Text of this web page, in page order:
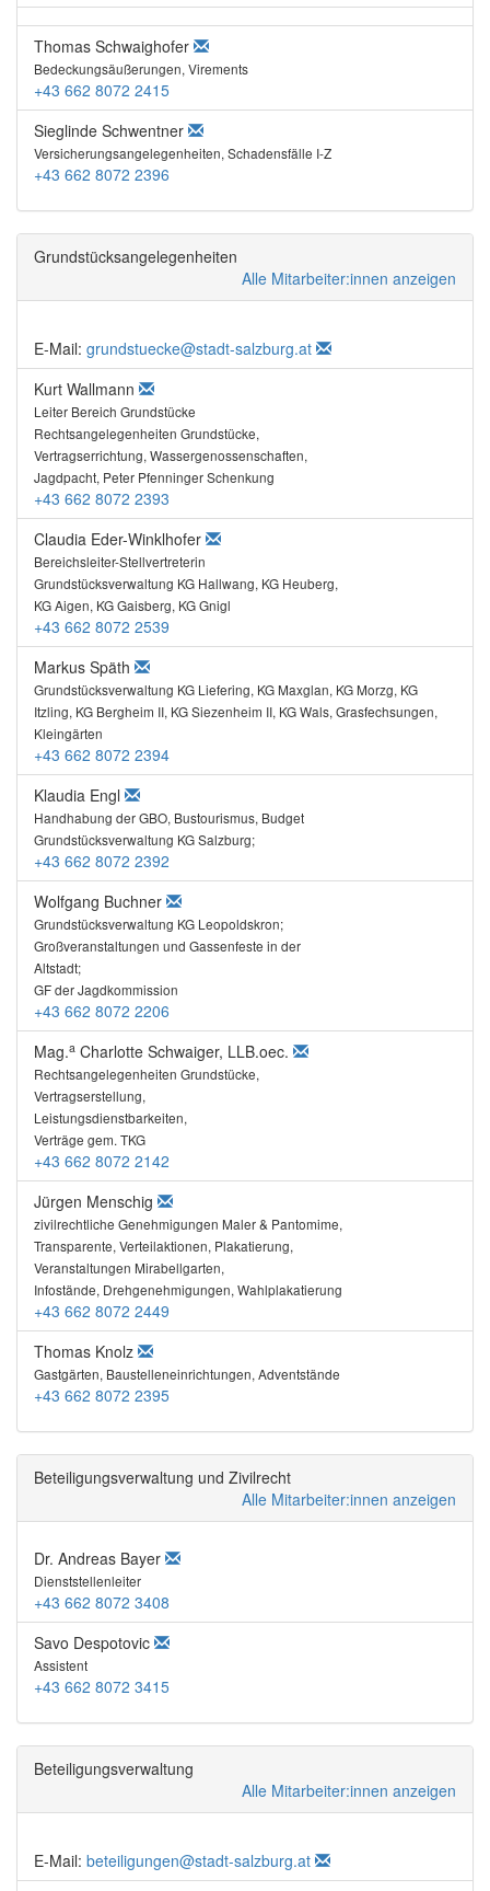
Thomas Schwaighofer
Bedeckungsäußerungen, Virements
+43 662 8072 2415
Sieglinde Schwentner
Versicherungsangelegenheiten, Schadensfälle I-Z
+43 662 8072 2396
Grundstücksangelegenheiten
Alle Mitarbeiter:innen anzeigen
E-Mail: grundstuecke@stadt-salzburg.at
Kurt Wallmann
Leiter Bereich Grundstücke
Rechtsangelegenheiten Grundstücke,
Vertragserrichtung, Wassergenossenschaften,
Jagdpacht, Peter Pfenninger Schenkung
+43 662 8072 2393
Claudia Eder-Winklhofer
Bereichsleiter-Stellvertreterin
Grundstücksverwaltung KG Hallwang, KG Heuberg,
KG Aigen, KG Gaisberg, KG Gnigl
+43 662 8072 2539
Markus Späth
Grundstücksverwaltung KG Liefering, KG Maxglan, KG Morzg, KG
Itzling, KG Bergheim II, KG Siezenheim II, KG Wals, Grasfechsungen,
Kleingärten
+43 662 8072 2394
Klaudia Engl
Handhabung der GBO, Bustourismus, Budget
Grundstücksverwaltung KG Salzburg;
+43 662 8072 2392
Wolfgang Buchner
Grundstücksverwaltung KG Leopoldskron;
Großveranstaltungen und Gassenfeste in der
Altstadt;
GF der Jagdkommission
+43 662 8072 2206
Mag.a Charlotte Schwaiger, LLB.oec.
Rechtsangelegenheiten Grundstücke,
Vertragserstellung,
Leistungsdienstbarkeiten,
Verträge gem. TKG
+43 662 8072 2142
Jürgen Menschig
zivilrechtliche Genehmigungen Maler & Pantomime,
Transparente, Verteilaktionen, Plakatierung,
Veranstaltungen Mirabellgarten,
Infostände, Drehgenehmigungen, Wahlplakatierung
+43 662 8072 2449
Thomas Knolz
Gastgärten, Baustelleneinrichtungen, Adventstände
+43 662 8072 2395
Beteiligungsverwaltung und Zivilrecht
Alle Mitarbeiter:innen anzeigen
Dr. Andreas Bayer
Dienststellenleiter
+43 662 8072 3408
Savo Despotovic
Assistent
+43 662 8072 3415
Beteiligungsverwaltung
Alle Mitarbeiter:innen anzeigen
E-Mail: beteiligungen@stadt-salzburg.at